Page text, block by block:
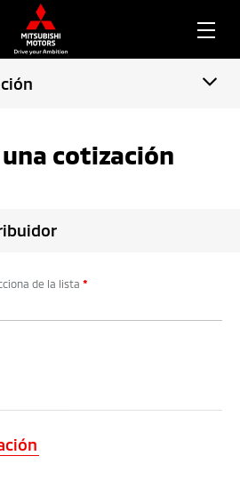
cotización
de la lista *